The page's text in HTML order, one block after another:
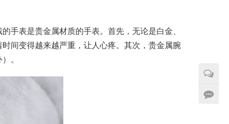
手表是贵金属材质的手表。首先，无论是白金、
间变得越来越严重，让人心疼。其次，贵金属腕
。